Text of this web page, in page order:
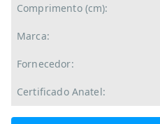
Comprimento (cm):
Marca:
Fornecedor:
Certificado Anatel: